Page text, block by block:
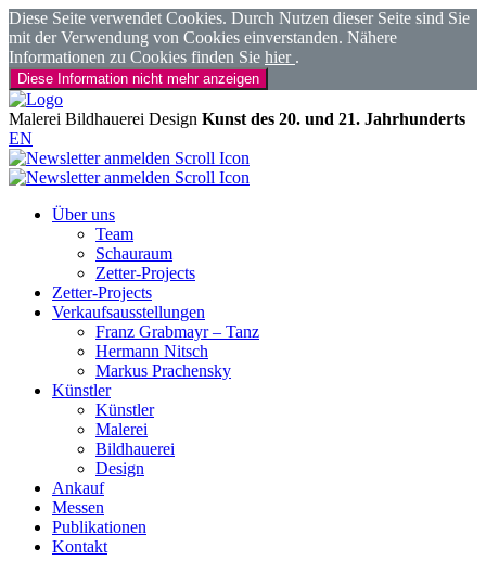
Diese Seite verwendet Cookies. Durch Nutzen dieser Seite sind Sie
mit der Verwendung von Cookies einverstanden. Nähere
Informationen zu Cookies finden Sie hier .
Diese Information nicht mehr anzeigen
Malerei Bildhauerei Design Kunst des 20. und 21. Jahrhunderts
EN
Über uns
Team
Schauraum
Zetter-Projects
Zetter-Projects
Verkaufsausstellungen
Franz Grabmayr – Tanz
Hermann Nitsch
Markus Prachensky
Künstler
Künstler
Malerei
Bildhauerei
Design
Ankauf
Messen
Publikationen
Kontakt